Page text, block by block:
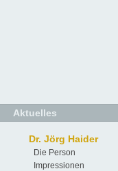
Aktuelles
Dr. Jörg Haider
Die Person
Impressionen